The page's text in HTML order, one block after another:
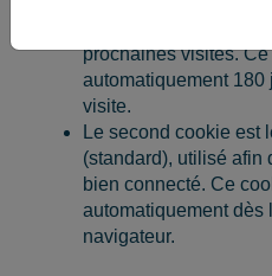
prochaines visites.
automatiquement 180
visite.
Le second cookie est
(standard), utilisé afin
bien connecté. Ce
automatiquement dès
navigateur.